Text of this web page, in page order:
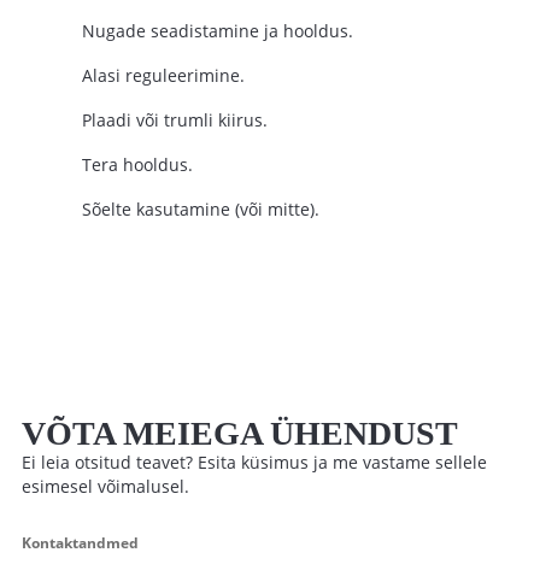
Nugade seadistamine ja hooldus.
Alasi reguleerimine.
Plaadi või trumli kiirus.
Tera hooldus.
Sõelte kasutamine (või mitte).
VÕTA MEIEGA ÜHENDUST
Ei leia otsitud teavet? Esita küsimus ja me vastame sellele
esimesel võimalusel.
Kontaktandmed